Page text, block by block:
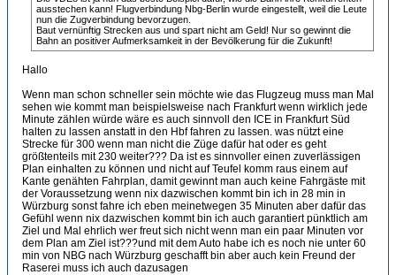
ausstechen kann! Flugverbindung Nbg-Berlin wurde eingestellt, weil die Leute
nun die Zugverbindung bevorzugen.
Baut vernünftig Strecken aus und spart nicht am Geld! Nur so gewinnt die
Bahn an positiver Aufmerksamkeit in der Bevölkerung für die Zukunft!
Hallo
Wenn man schon schneller sein möchte wie das Flugzeug muss man Mal
sehen wie kommt man beispielsweise nach Frankfurt wenn wirklich jede
Minute zählen würde wäre es auch sinnvoll den ICE in Frankfurt Süd
halten zu lassen anstatt in den Hbf fahren zu lassen. was nützt eine
Strecke für 300 wenn man nicht die Züge dafür hat oder es geht
größtenteils mit 230 weiter??? Da ist es sinnvoller einen zuverlässigen
Plan einhalten zu können und nicht auf Teufel komm raus einem auf
Kante genähten Fahrplan, damit gewinnt man auch keine Fahrgäste mit
der Voraussetzung wenn nix dazwischen kommt bin ich in 28 min in
Würzburg sonst fahre ich eben meinetwegen 35 Minuten aber dafür das
Gefühl wenn nix dazwischen kommt bin ich auch garantiert pünktlich am
Ziel und Mal ehrlich wer freut sich nicht wenn man ein paar Minuten vor
dem Plan am Ziel ist???und mit dem Auto habe ich es noch nie unter 60
min von NBG nach Würzburg geschafft bin aber auch kein Freund der
Raserei muss ich auch dazusagen